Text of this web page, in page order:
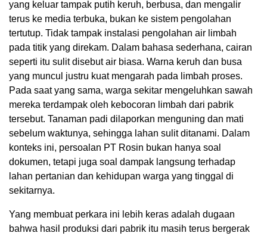
yang keluar tampak putih keruh, berbusa, dan mengalir
terus ke media terbuka, bukan ke sistem pengolahan
tertutup. Tidak tampak instalasi pengolahan air limbah
pada titik yang direkam. Dalam bahasa sederhana, cairan
seperti itu sulit disebut air biasa. Warna keruh dan busa
yang muncul justru kuat mengarah pada limbah proses.
Pada saat yang sama, warga sekitar mengeluhkan sawah
mereka terdampak oleh kebocoran limbah dari pabrik
tersebut. Tanaman padi dilaporkan menguning dan mati
sebelum waktunya, sehingga lahan sulit ditanami. Dalam
konteks ini, persoalan PT Rosin bukan hanya soal
dokumen, tetapi juga soal dampak langsung terhadap
lahan pertanian dan kehidupan warga yang tinggal di
sekitarnya.
Yang membuat perkara ini lebih keras adalah dugaan
bahwa hasil produksi dari pabrik itu masih terus bergerak